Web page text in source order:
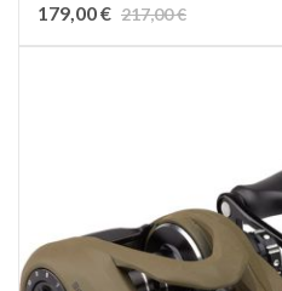
179,00 € 217,00 €